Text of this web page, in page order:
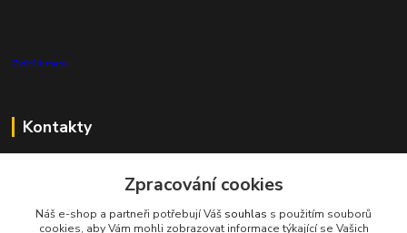
Zvětšit mapu
Kontakty
+420 727 808 115Zpracování cookies
Náš e-shop a partneři potřebují Váš souhlas s použitím souborů
cookies, aby Vám mohli zobrazovat informace týkající se Vašich